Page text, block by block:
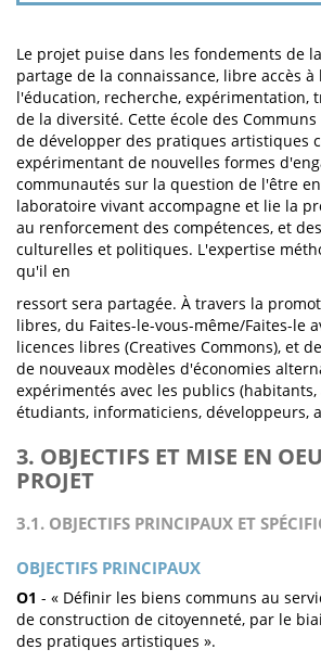
Le projet puise dans les fondements de
partage de la connaissance, libre accès
l'éducation, recherche, expérimentation,
de la diversité. Cette école des
de développer des pratiques artistiques
expérimentant de nouvelles formes
communautés sur la question de l'être
laboratoire vivant accompagne et lie la
au renforcement des compétences, et
culturelles et politiques. L'expertise
qu'il en
ressort sera partagée. À travers la
libres, du Faites-le-vous-même/Faites-le
licences libres (Creatives Commons), et
de nouveaux modèles d'économies
expérimentés avec les publics
étudiants, informaticiens, développeurs,
3. OBJECTIFS ET MISE EN
PROJET
3.1. OBJECTIFS PRINCIPAUX ET
OBJECTIFS PRINCIPAUX
O1 - « Définir les biens communs au
de construction de citoyenneté, par le
des pratiques artistiques ».